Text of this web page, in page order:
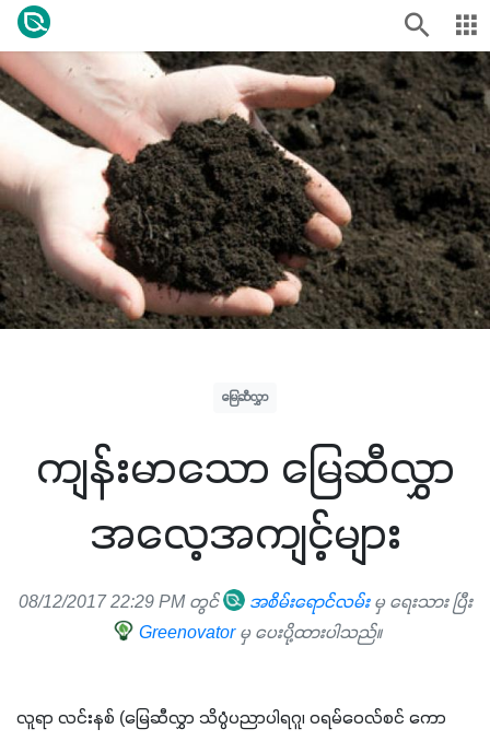
မြေဆီလွှာ
ကျန်းမာသော မြေဆီလွှာ
အလေ့အကျင့်များ
08/12/2017 22:29 PM တွင် အစိမ်းရောင်လမ်းမှ ရေးသား ပြီး
Greenovator မှ ပေးပို့ထားပါသည်။
လူရာ လင်းနစ် (မြေဆီလွှာ သိပ္ပံပညာပါရဂူ၊ ဝရမ်ဝေလ်စင် ကော